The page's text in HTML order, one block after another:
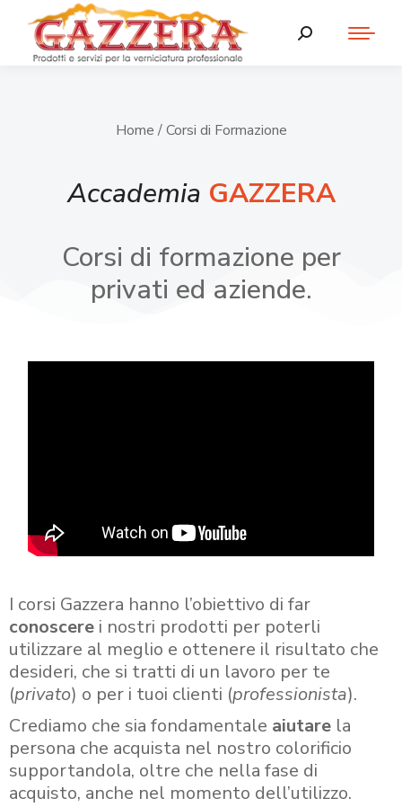
Home / Corsi di Formazione
Accademia GAZZERA
Corsi di formazione per
privati ed aziende.
I corsi Gazzera hanno l’obiettivo di far
conoscere i nostri prodotti per poterli
utilizzare al meglio e ottenere il risultato che
desideri, che si tratti di un lavoro per te
(privato) o per i tuoi clienti (professionista).
Crediamo che sia fondamentale aiutare la
persona che acquista nel nostro colorificio
supportandola, oltre che nella fase di
acquisto, anche nel momento dell’utilizzo.